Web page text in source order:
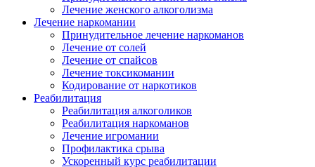
Лечение женского алкоголизма
Лечение наркомании
Принудительное лечение наркоманов
Лечение от солей
Лечение от спайсов
Лечение токсикомании
Кодирование от наркотиков
Реабилитация
Реабилитация алкоголиков
Реабилитация наркоманов
Лечение игромании
Профилактика срыва
Ускоренный курс реабилитации